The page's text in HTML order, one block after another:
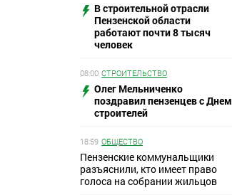
В строительной отрасли
Пензенской области
работают почти 8 тысяч
человек
08:00 СТРОИТЕЛЬСТВО
Олег Мельниченко
поздравил пензенцев с Днем
строителей
18:59 ОБЩЕСТВО
Пензенские коммунальщики
разъяснили, кто имеет право
голоса на собрании жильцов